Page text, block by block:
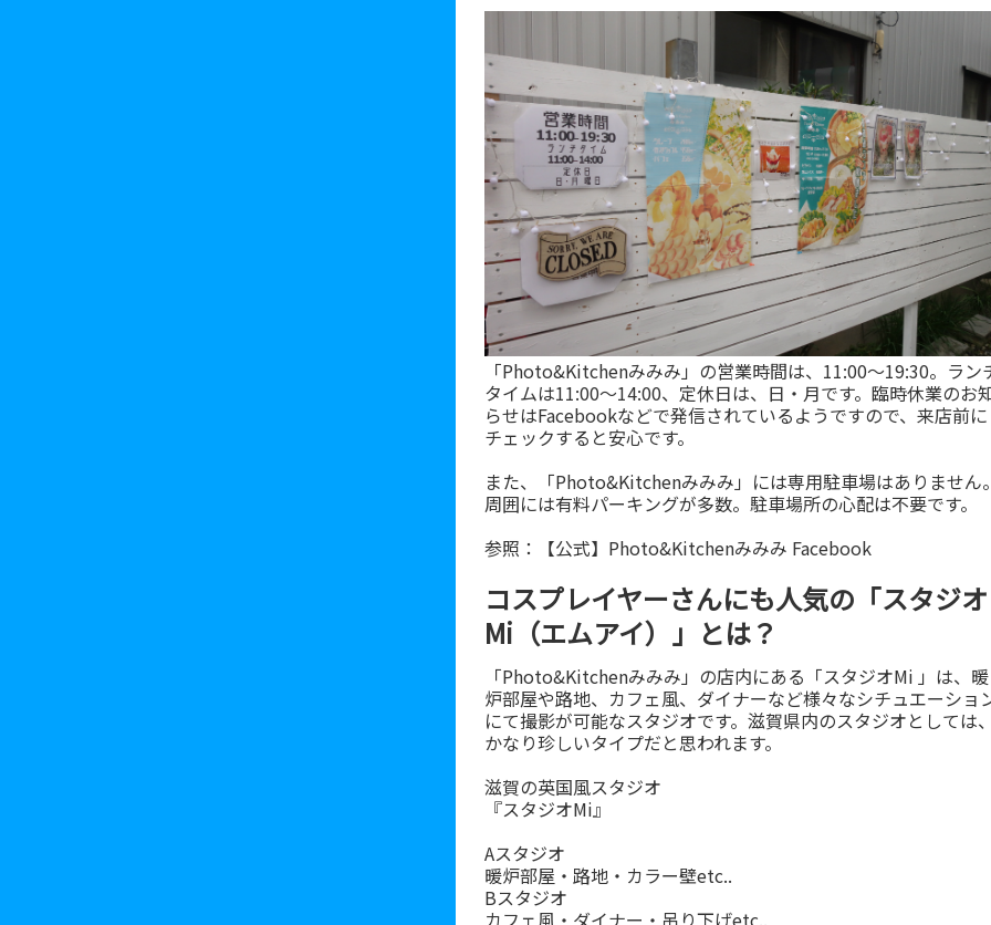
「Photo&Kitchenみみみ」の営業時間は、11:00〜19:30。ラン
タイムは11:00〜14:00、定休日は、日・月です。臨時休業のお
らせはFacebookなどで発信されているようですので、来店前に
チェックすると安心です。
また、「Photo&Kitchenみみみ」には専用駐車場はありません
周囲には有料パーキングが多数。駐車場所の心配は不要です。
参照：
【公式】Photo&Kitchenみみみ Facebook
コスプレイヤーさんにも人気の「スタジオ
Mi（エムアイ）」とは？
「Photo&Kitchenみみみ」の店内にある「スタジオMi 」は、暖
炉部屋や路地、カフェ風、ダイナーなど様々なシチュエーショ
にて撮影が可能なスタジオです。滋賀県内のスタジオとしては
かなり珍しいタイプだと思われます。
滋賀の英国風スタジオ
『スタジオMi』
Aスタジオ
暖炉部屋・路地・カラー壁etc..
Bスタジオ
カフェ風・ダイナー・吊り下げetc..